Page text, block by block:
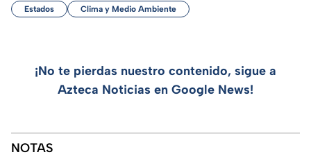
Estados Clima y Medio Ambiente
¡No te pierdas nuestro contenido, sigue a
Azteca Noticias en Google News!
NOTAS